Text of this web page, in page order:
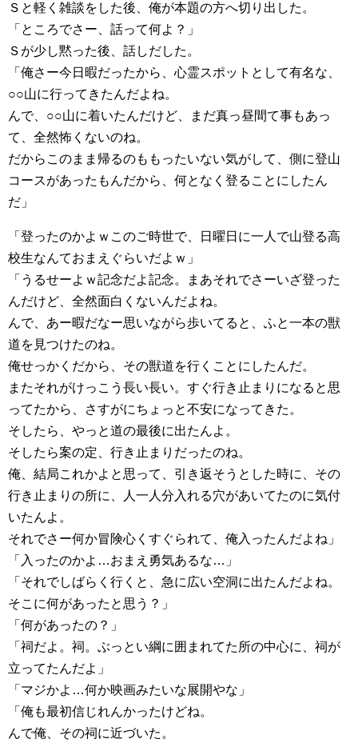
Ｓと軽く雑談をした後、俺が本題の方へ切り出した。
「ところでさー、話って何よ？」
Ｓが少し黙った後、話しだした。
「俺さー今日暇だったから、心霊スポットとして有名な、
○○山に行ってきたんだよね。
んで、○○山に着いたんだけど、まだ真っ昼間て事もあっ
て、全然怖くないのね。
だからこのまま帰るのももったいない気がして、側に登山
コースがあったもんだから、何となく登ることにしたん
だ」
「登ったのかよｗこのご時世で、日曜日に一人で山登る高
校生なんておまえぐらいだよｗ」
「うるせーよｗ記念だよ記念。まあそれでさーいざ登った
んだけど、全然面白くないんだよね。
んで、あー暇だなー思いながら歩いてると、ふと一本の獣
道を見つけたのね。
俺せっかくだから、その獣道を行くことにしたんだ。
またそれがけっこう長い長い。すぐ行き止まりになると思
ってたから、さすがにちょっと不安になってきた。
そしたら、やっと道の最後に出たんよ。
そしたら案の定、行き止まりだったのね。
俺、結局これかよと思って、引き返そうとした時に、その
行き止まりの所に、人一人分入れる穴があいてたのに気付
いたんよ。
それでさー何か冒険心くすぐられて、俺入ったんだよね」
「入ったのかよ…おまえ勇気あるな…」
「それでしばらく行くと、急に広い空洞に出たんだよね。
そこに何があったと思う？」
「何があったの？」
「祠だよ。祠。ぶっとい綱に囲まれてた所の中心に、祠が
立ってたんだよ」
「マジかよ…何か映画みたいな展開やな」
「俺も最初信じれんかったけどね。
んで俺、その祠に近づいた。